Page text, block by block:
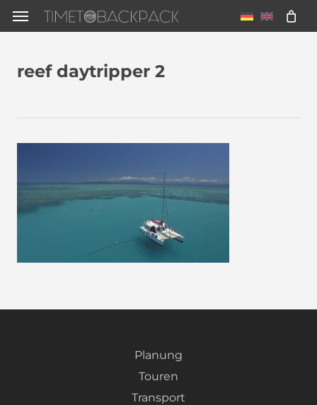
Skip
to
content
Menu
reef daytripper 2
Planung
Touren
Transport